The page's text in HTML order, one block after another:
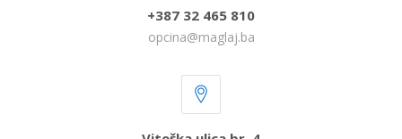
+387 32 465 810
opcina@maglaj.ba